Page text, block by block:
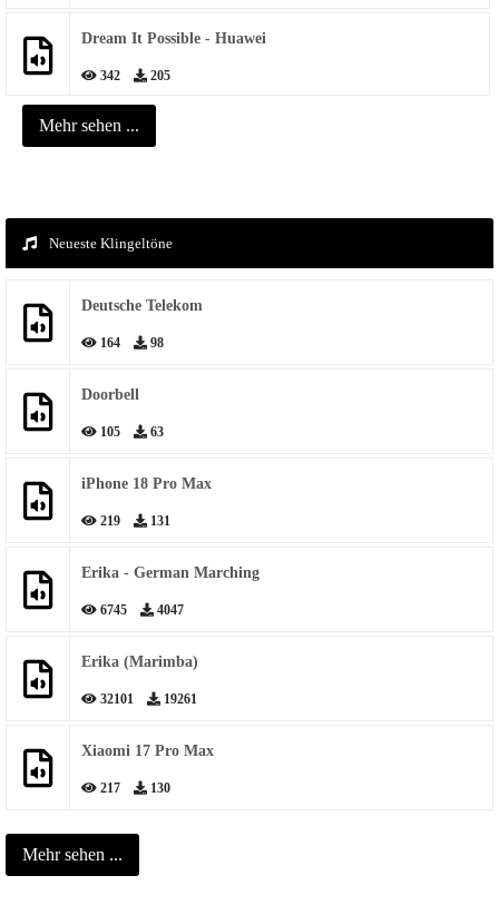
Dream It Possible - Huawei
342 205
Mehr sehen ...
Neueste Klingeltöne
Deutsche Telekom
164 98
Doorbell
105 63
iPhone 18 Pro Max
219 131
Erika - German Marching
6745 4047
Erika (Marimba)
32101 19261
Xiaomi 17 Pro Max
217 130
Mehr sehen ...